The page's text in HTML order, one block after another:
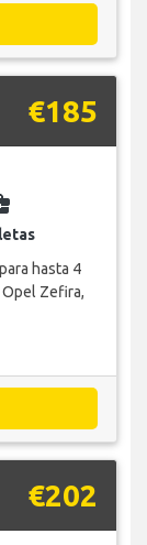
€185
hasta 4
Opel Zefira,
€202